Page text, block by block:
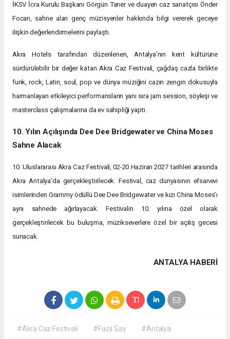
İKSV İcra Kurulu Başkanı Görgün Taner ve duayen caz sanatçısı Önder
Focan, sahne alan genç müzisyenler hakkında bilgi vererek geceye
ilişkin değerlendirmelerini paylaştı.
Akra Hotels tarafından düzenlenen, Antalya’nın kent kültürüne
sürdürülebilir bir değer katan Akra Caz Festivali, çağdaş cazla birlikte
funk, rock, Latin, soul, pop ve dünya müziğini cazın zengin dokusuyla
harmanlayan etkileyici performansların yanı sıra jam session, söyleşi ve
masterclass çalışmalarına da ev sahipliği yaptı.
10. Yılın Açılışında Dee Dee Bridgewater ve China Moses
Sahne Alacak
10. Uluslararası Akra Caz Festivali, 02-20 Haziran 2027 tarihleri arasında
Akra Antalya’da gerçekleştirilecek. Festival, caz dünyasının efsanevi
isimlerinden Grammy ödüllü Dee Dee Bridgewater ve kızı China Moses’ı
aynı sahnede ağırlayacak. Festivalin 10. yılına özel olarak
gerçekleştirilecek bu buluşma, müzikseverlere özel bir açılış gecesi
sunacak.
ANTALYA HABERİ
#Akra Caz Festivali #Fazıl Say #Antalya